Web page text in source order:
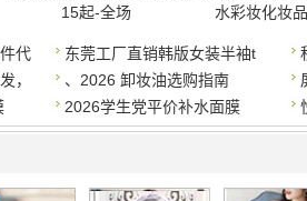
15起-全场
水彩妆化妆
代 东莞工厂直销韩版女装半袖t
，
、2026 卸妆油选购指南
2026学生党平价补水面膜